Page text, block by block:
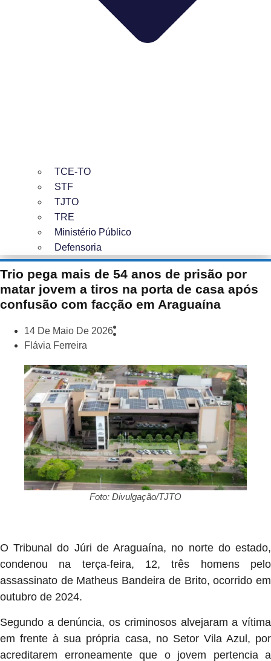
TCE-TO
STF
TJTO
TRE
Ministério Público
Defensoria
Trio pega mais de 54 anos de prisão por
matar jovem a tiros na porta de casa após
confusão com facção em Araguaína
14 De Maio De 2026
Flávia Ferreira
Foto: Divulgação/TJTO
O Tribunal do Júri de Araguaína, no norte do estado,
condenou na terça-feira, 12, três homens pelo
assassinato de Matheus Bandeira de Brito, ocorrido em
outubro de 2024.
Segundo a denúncia, os criminosos alvejaram a vítima
em frente à sua própria casa, no Setor Vila Azul, por
acreditarem erroneamente que o jovem pertencia a